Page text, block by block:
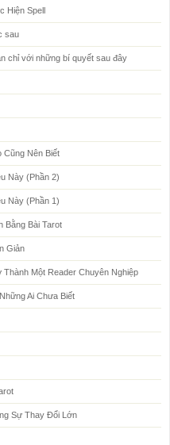
Hiện Spell
sau
chỉ với những bí quyết sau đây
Cũng Nên Biết
Này (Phần 2)
Này (Phần 1)
Bằng Bài Tarot
Giản
Một Reader Chuyên Nghiệp
Ai Chưa Biết
Sự Thay Đổi Lớn